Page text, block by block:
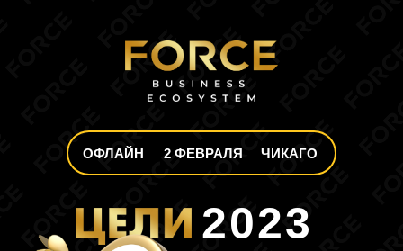
2023
ОФЛАЙН 2 ФЕВРАЛЯ ЧИКАГО